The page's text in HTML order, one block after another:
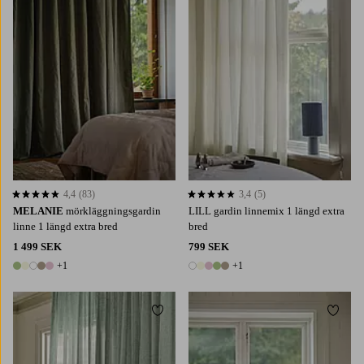
MELANIE mörkläggningsgardin
linne 1 längd extra bred
1 499 SEK
6 färger
+1
4,4 baserat på 83 st betyg
4,4 (83)
LILL gardin linnemix 1 längd extra
bred
799 SEK
6 färger
+1
3,4 baserat på 5 st betyg
3,4 (5)
Lägg till i favoriter Lägg